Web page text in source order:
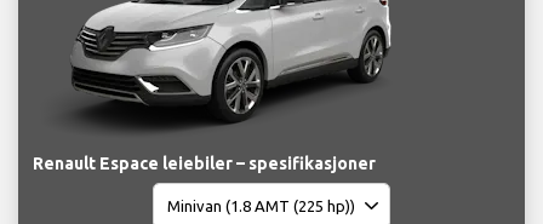
Renault Espace leiebiler – spesifikasjoner